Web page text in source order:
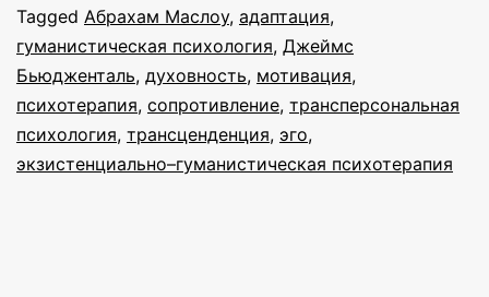
Tagged Абрахам Маслоу, адаптация,
гуманистическая психология, Джеймс
Бьюдженталь, духовность, мотивация,
психотерапия, сопротивление, трансперсональная
психология, трансценденция, эго,
экзистенциально–гуманистическая психотерапия